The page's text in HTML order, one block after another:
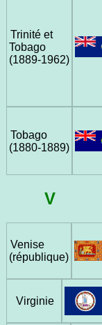
Trinité et
Tobago
(1889‑1962)
Tobago
(1880‑1889)
V
Venise
(république)
Virginie